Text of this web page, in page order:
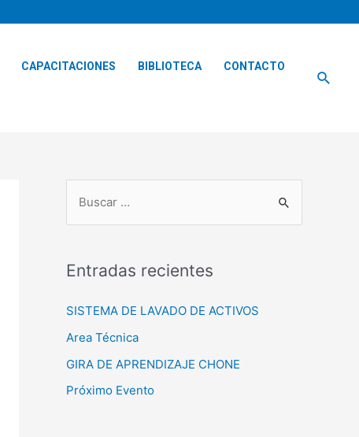
CAPACITACIONES BIBLIOTECA
CONTACTO
u
c
p
o
r
Entradas recientes
SISTEMA DE LAVADO DE ACTIVOS
Area Técnica
GIRA DE APRENDIZAJE CHONE
Próximo Evento